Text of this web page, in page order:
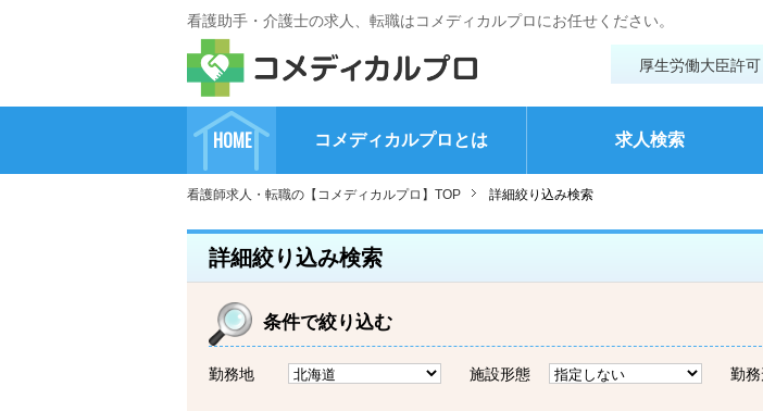
看護助手・介護士の求人、転職はコメディカルプロにお任せください。
厚生労働大臣許
HOME コメディカルプロとは 求人検索
看護師求人・転職の【コメディカルプロ】TOP 詳細絞り込み検索
詳細絞り込み検索
条件で絞り込む
勤務地 施設形態 勤